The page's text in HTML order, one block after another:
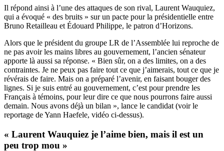
Il répond ainsi à l’une des attaques de son rival, Laurent Wauquiez,
qui a évoqué « des bruits » sur un pacte pour la présidentielle entre
Bruno Retailleau et Édouard Philippe, le patron d’Horizons.
Alors que le président du groupe LR de l’Assemblée lui reproche de
ne pas avoir les mains libres au gouvernement, l’ancien sénateur
apporte là aussi sa réponse. « Bien sûr, on a des limites, on a des
contraintes. Je ne peux pas faire tout ce que j’aimerais, tout ce que je
révérais de faire. Mais on a préparé l’avenir, en faisant bouger des
lignes. Si je suis entré au gouvernement, c’est pour prendre les
Français à témoins, pour leur dire ce que nous pourrons faire aussi
demain. Nous avons déjà un bilan », lance le candidat (voir le
reportage de Yann Haefele, vidéo ci-dessus).
« Laurent Wauquiez je l’aime bien, mais il est un
peu trop mou »